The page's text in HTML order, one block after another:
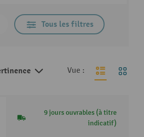
Tous les filtres
Vue :
9 jours ouvrables (à titre
indicatif)